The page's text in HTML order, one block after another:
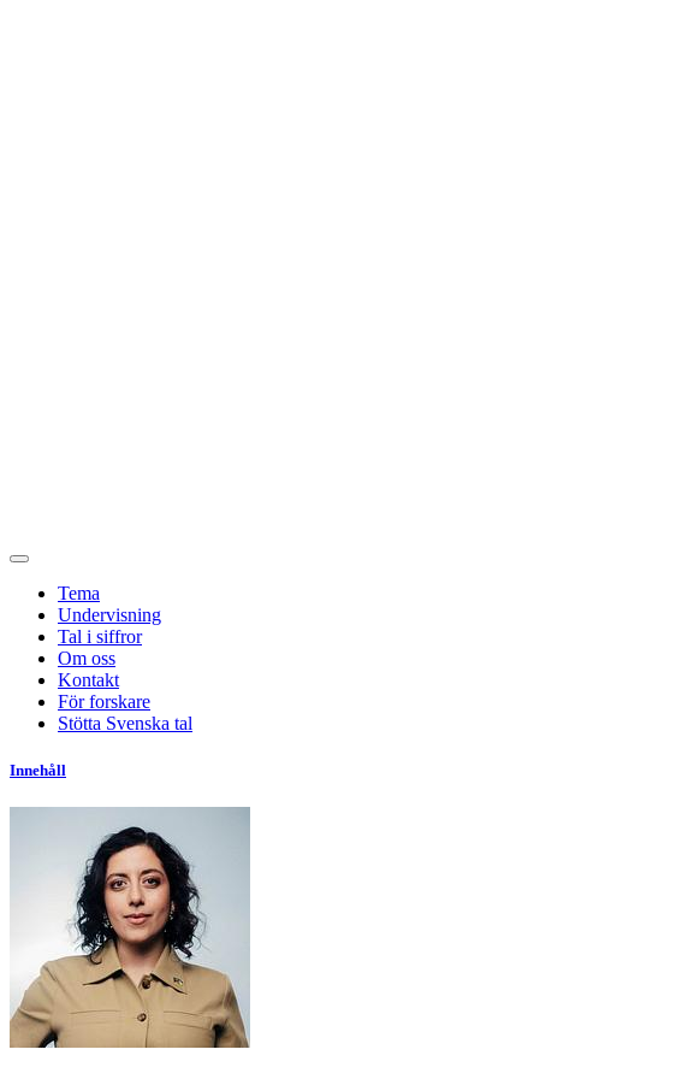
Tema
Undervisning
Tal i siffror
Om oss
Kontakt
För forskare
Stötta Svenska tal
Innehåll